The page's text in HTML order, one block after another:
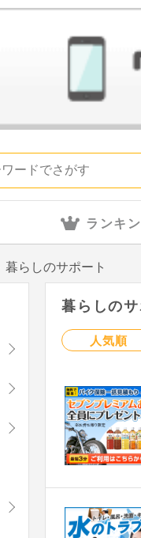
ランキ
暮らしのサポート
暮らしの
人気順